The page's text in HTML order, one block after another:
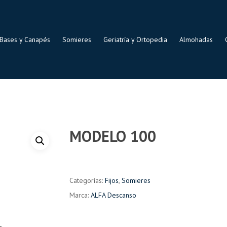
Bases y Canapés Somieres Geriatría y Ortopedia Almohadas
MODELO 100
Categorías: Fijos, Somieres
Marca: ALFA Descanso